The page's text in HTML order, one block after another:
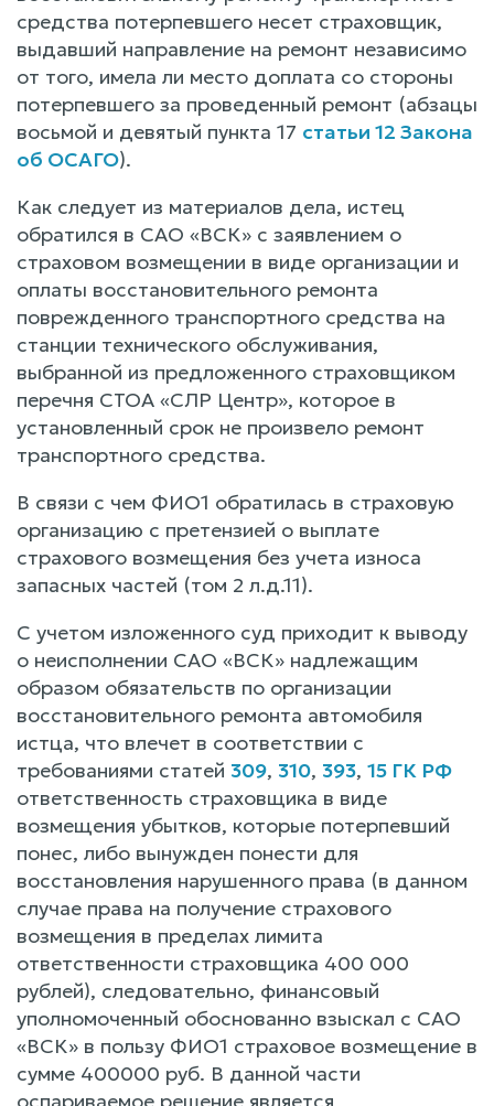
средства потерпевшего несет страховщик,
выдавший направление на ремонт независимо
от того, имела ли место доплата со стороны
потерпевшего за проведенный ремонт (абзацы
восьмой и девятый пункта 17 статьи 12 Закона
об ОСАГО).
Как следует из материалов дела, истец
обратился в САО «ВСК» с заявлением о
страховом возмещении в виде организации и
оплаты восстановительного ремонта
поврежденного транспортного средства на
станции технического обслуживания,
выбранной из предложенного страховщиком
перечня СТОА «СЛР Центр», которое в
установленный срок не произвело ремонт
транспортного средства.
В связи с чем ФИО1 обратилась в страховую
организацию с претензией о выплате
страхового возмещения без учета износа
запасных частей (том 2 л.д.11).
С учетом изложенного суд приходит к выводу
о неисполнении САО «ВСК» надлежащим
образом обязательств по организации
восстановительного ремонта автомобиля
истца, что влечет в соответствии с
требованиями статей 309, 310, 393, 15 ГК РФ
ответственность страховщика в виде
возмещения убытков, которые потерпевший
понес, либо вынужден понести для
восстановления нарушенного права (в данном
случае права на получение страхового
возмещения в пределах лимита
ответственности страховщика 400 000
рублей), следовательно, финансовый
уполномоченный обоснованно взыскал с САО
«ВСК» в пользу ФИО1 страховое возмещение в
сумме 400000 руб. В данной части
оспариваемое решение является